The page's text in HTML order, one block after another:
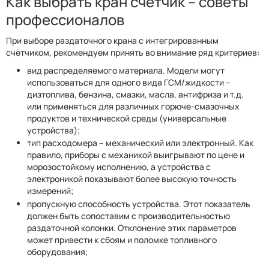
профессионалов
При выборе раздаточного крана с интегрированным
счётчиком, рекомендуем принять во внимание ряд критериев:
вид распределяемого материала. Модели могут
использоваться для одного вида ГСМ/жидкости –
дизтоплива, бензина, смазки, масла, антифриза и т.д.
или применяться для различных горюче-смазочных
продуктов и технической среды (универсальные
устройства);
тип расходомера – механический или электронный. Как
правило, приборы с механикой выигрывают по цене и
морозостойкому исполнению, а устройства с
электроникой показывают более высокую точность
измерений;
пропускную способность устройства. Этот показатель
должен быть сопоставим с производительностью
раздаточной колонки. Отклонение этих параметров
может привести к сбоям и поломке топливного
оборудования;